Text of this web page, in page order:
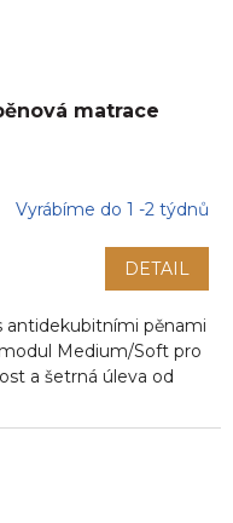
matrace
Vyrábíme do 1 -2 týdnů
DETAIL
antidekubitními pěnami
Medium/Soft pro
a šetrná úleva od